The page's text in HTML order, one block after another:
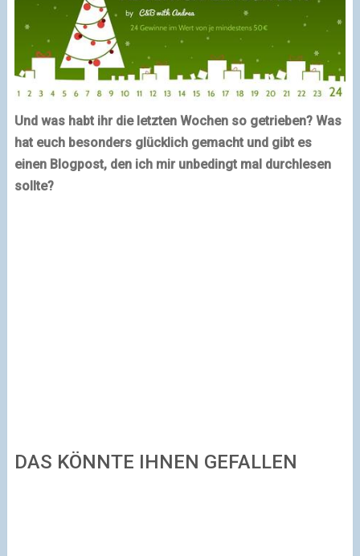
Und was habt ihr die letzten Wochen so getrieben? Was
hat euch besonders glücklich gemacht und gibt es
einen Blogpost, den ich mir unbedingt mal durchlesen
sollte?
DAS KÖNNTE IHNEN GEFALLEN